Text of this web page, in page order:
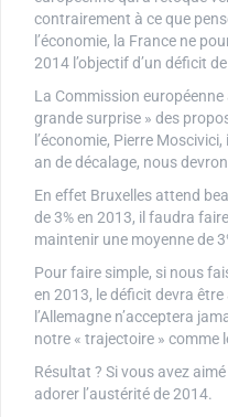
contrairement à ce que
l’économie, la France ne
2014 l’objectif d’un déficit de
La Commission
grande surprise » des
l’économie, Pierre
an de décalage, nous
En effet Bruxelles attend
de 3% en 2013, il faudra
maintenir une moyenne de
Pour faire simple, si nous
en 2013, le déficit devra
l’Allemagne n’acceptera
notre « trajectoire » comme
Résultat ? Si vous avez
adorer l’austérité de 2014.